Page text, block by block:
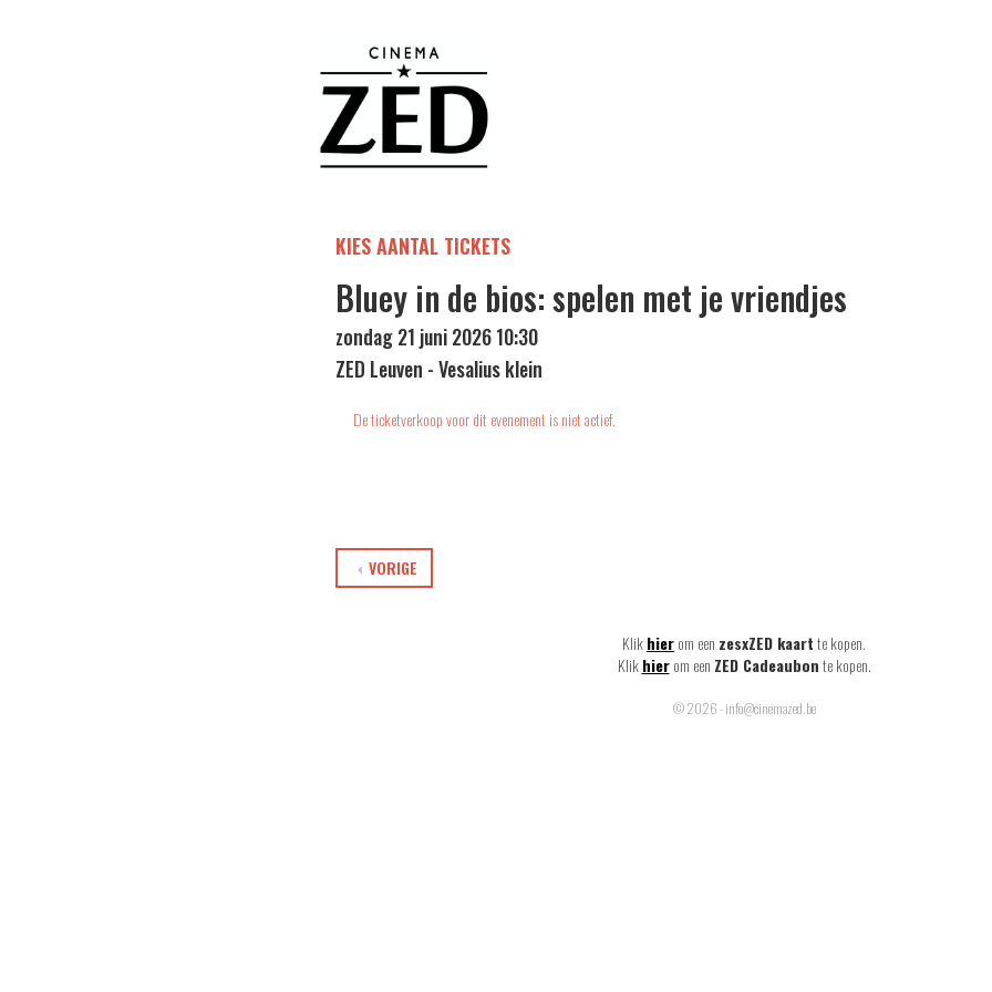
KIES AANTAL TICKETS
Bluey in de bios: spelen met je vriendjes
zondag 21 juni 2026 10:30
ZED Leuven - Vesalius klein
De ticketverkoop voor dit evenement is niet actief.
VORIGE
Klikhierom een zesxZED kaartte kopen.
Klik hier om een ZED Cadeaubonte kopen.
© 2026 - info@cinemazed.be